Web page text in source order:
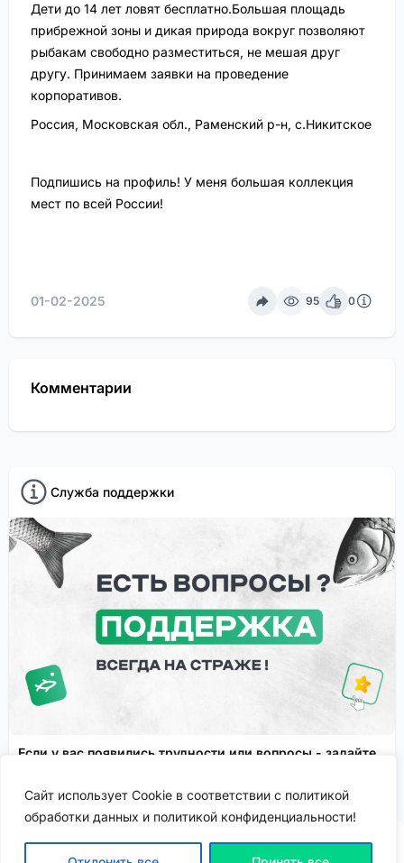
Сайт использует Cookie в соответствии с политикой
обработки данных и политикой конфиденциальности!
Дети до 14 лет ловят бесплатно.Большая площадь
прибрежной зоны и дикая природа вокруг позволяют
рыбакам свободно разместиться, не мешая друг
другу. Принимаем заявки на проведение
корпоративов.
Россия, Московская обл., Раменский р-н, с.Никитское
Подпишись на профиль! У меня большая коллекция
мест по всей России!
01-02-2025 95 0
Комментарии
Служба поддержки
Если у вас появились трудности или вопросы - задайте
ВХОД | РЕГИСТРАЦИЯ